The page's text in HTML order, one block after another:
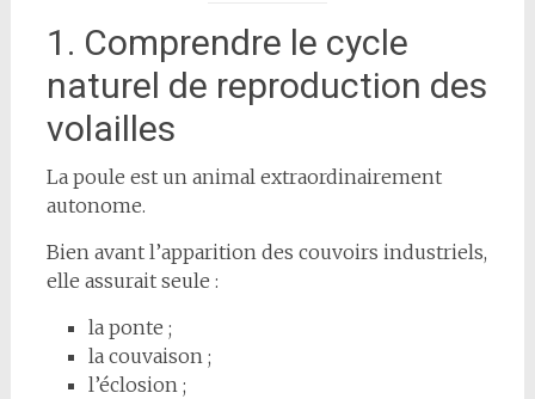
1. Comprendre le cycle
naturel de reproduction des
volailles
La poule est un animal extraordinairement
autonome.
Bien avant l’apparition des couvoirs industriels,
elle assurait seule :
la ponte ;
la couvaison ;
l’éclosion ;